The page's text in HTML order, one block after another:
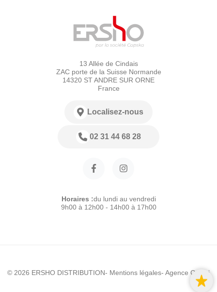
13 Allée de Cindais
ZAC porte de la Suisse Normande
14320 ST ANDRE SUR ORNE
France
Localisez-nous
02 31 44 68 28
Horaires :du lundi au vendredi
9h00 à 12h00 - 14h00 à 17h00
© 2026 ERSHO DISTRIBUTION- Mentions légales- Agence Colibri